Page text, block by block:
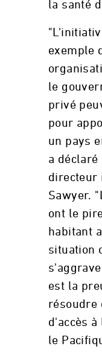
la santé
exemple
le
privé
pour
un pays
a déclaré
directeur
Sawyer.
ont le
habitant
situation
est la
résoudre
d'accès à
le